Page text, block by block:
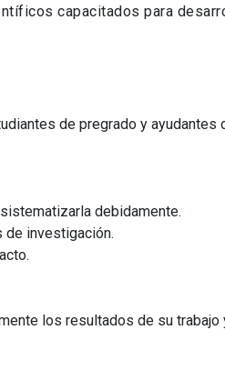
capacitados para
de pregrado y ayudantes
debidamente.
de investigación.
los resultados de su trabajo